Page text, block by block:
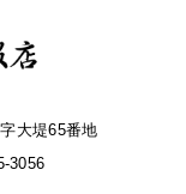
大堤65番地
3056